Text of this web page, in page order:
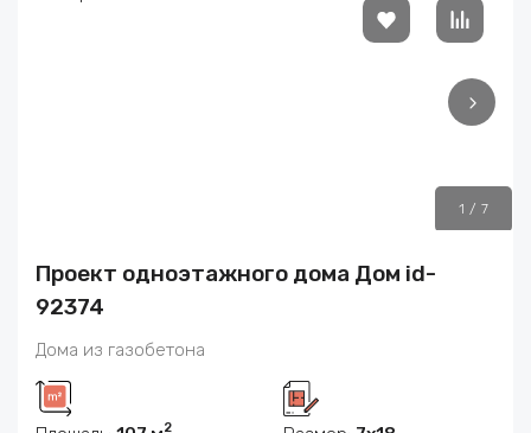
1 / 7
Проект одноэтажного дома Дом id-
92374
Дома из газобетона
2